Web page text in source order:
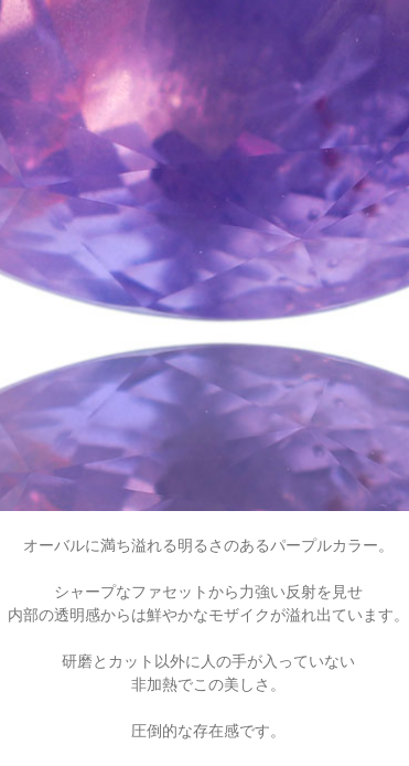
オーバルに満ち溢れる明るさのあるパープルカラー。
シャープなファセットから力強い反射を見せ
内部の透明感からは鮮やかなモザイクが溢れ出ています。
研磨とカット以外に人の手が入っていない
非加熱でこの美しさ。
圧倒的な存在感です。